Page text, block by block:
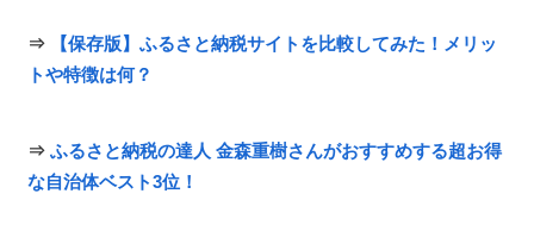
⇒
【保存版】ふるさと納税サイトを比較してみた！メリッ
トや特徴は何？
⇒ ふるさと納税の達人 金森重樹さんがおすすめする超お得
な自治体ベスト3位！